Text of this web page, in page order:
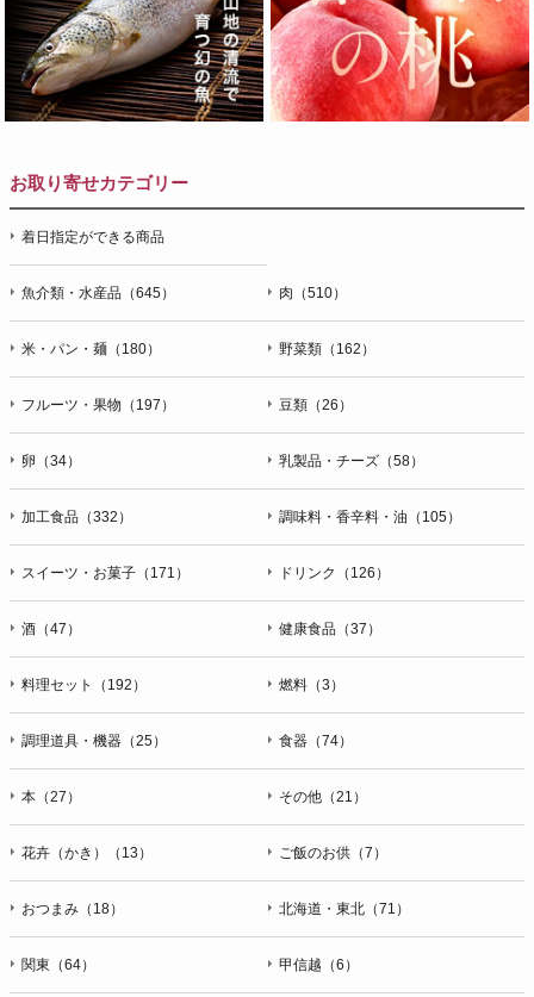
お取り寄せカテゴリー
着日指定ができる商品
魚介類・水産品（645） 肉（510）
米・パン・麺（180） 野菜類（162）
フルーツ・果物（197） 豆類（26）
卵（34） 乳製品・チーズ（58）
加工食品（332） 調味料・香辛料・油（105）
スイーツ・お菓子（171） ドリンク（126）
酒（47） 健康食品（37）
料理セット（192） 燃料（3）
調理道具・機器（25） 食器（74）
本（27） その他（21）
花卉（かき）（13） ご飯のお供（7）
おつまみ（18） 北海道・東北（71）
関東（64） 甲信越（6）